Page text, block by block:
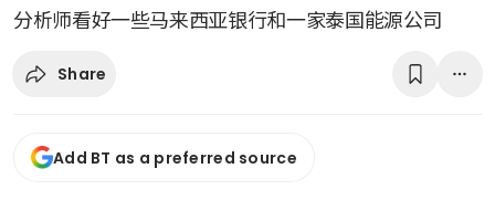
分析师看好一些马来西亚银行和一家泰国能源公司
Share
Add BT as a preferred source